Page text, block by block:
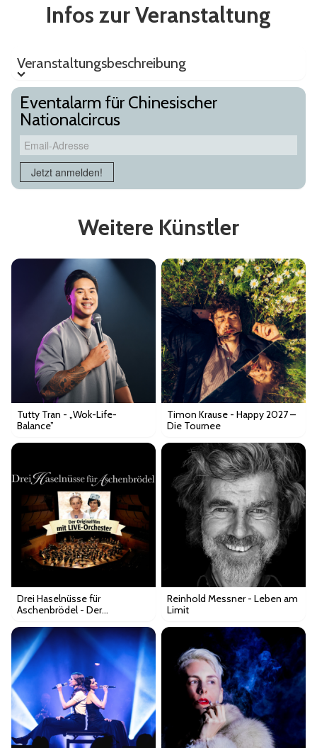
Infos zur Veranstaltung
Veranstaltungsbeschreibung
Eventalarm für Chinesischer
Nationalcircus
Email-Adresse
Jetzt anmelden!
Weitere Künstler
Tutty Tran - „Wok-Life-
Balance”
Timon Krause - Happy 2027 –
Die Tournee
Drei Haselnüsse für
Aschenbrödel - Der
Orchester
Reinhold Messner - Leben am
Limit